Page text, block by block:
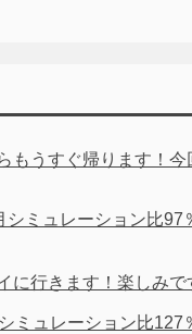
もうすぐ帰ります！今
シミュレーション比97
に行きます！楽しみで
ミュレーション比127